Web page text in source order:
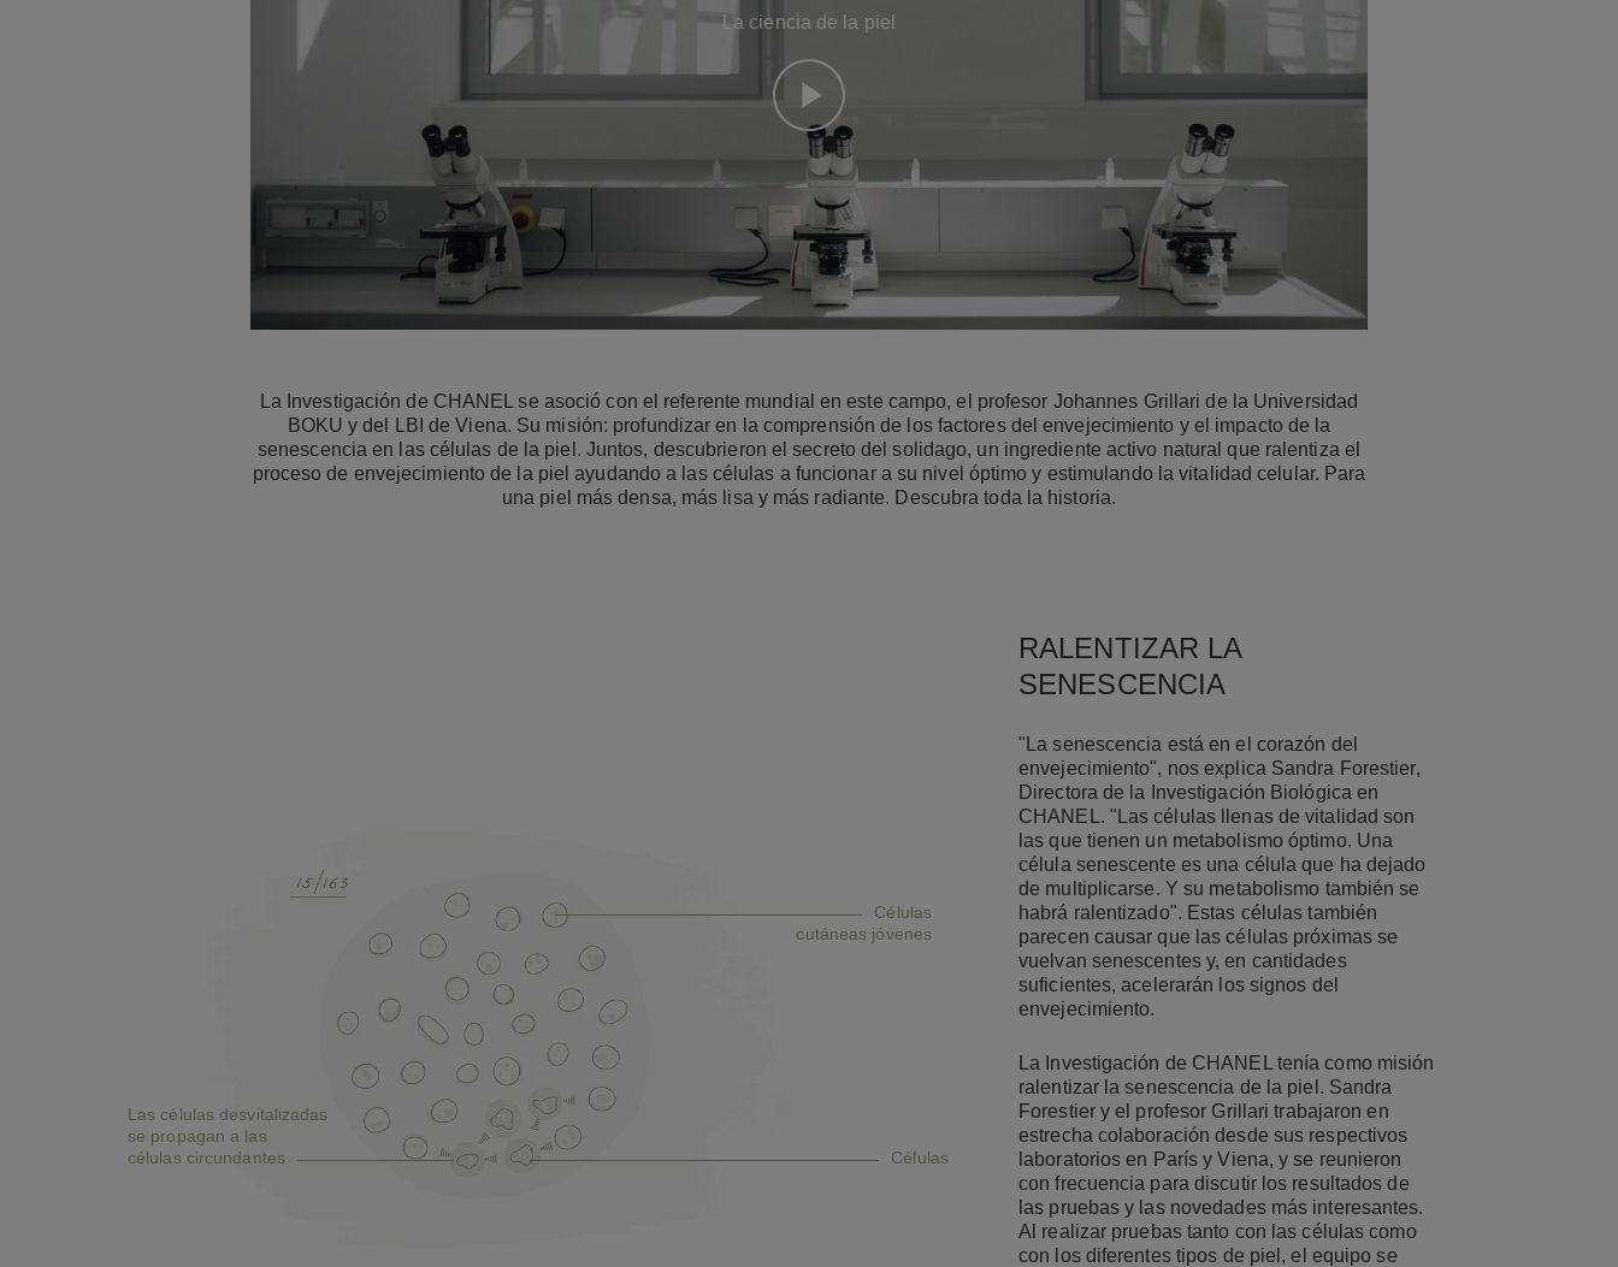
La ciencia de la piel
La Investigación de CHANEL se asoció con el referente mundial en este campo, el profesor Johannes Grillari de la Universidad
BOKU y del LBI de Viena. Su misión: profundizar en la comprensión de los factores del envejecimiento y el impacto de la
senescencia en las células de la piel. Juntos, descubrieron el secreto del solidago, un ingrediente activo natural que ralentiza el
proceso de envejecimiento de la piel ayudando a las células a funcionar a su nivel óptimo y estimulando la vitalidad celular. Para
una piel más densa, más lisa y más radiante. Descubra toda la historia.
Las células desvitalizadas
se propagan a las
células circundantes
Células
cutáneas jóvenes
Células
RALENTIZAR LA
SENESCENCIA
"La senescencia está en el corazón del
envejecimiento", nos explica Sandra Forestier,
Directora de la Investigación Biológica en
CHANEL. "Las células llenas de vitalidad son
las que tienen un metabolismo óptimo. Una
célula senescente es una célula que ha dejado
de multiplicarse. Y su metabolismo también se
habrá ralentizado". Estas células también
parecen causar que las células próximas se
vuelvan senescentes y, en cantidades
suficientes, acelerarán los signos del
envejecimiento.
La Investigación de CHANEL tenía como misión
ralentizar la senescencia de la piel. Sandra
Forestier y el profesor Grillari trabajaron en
estrecha colaboración desde sus respectivos
laboratorios en París y Viena, y se reunieron
con frecuencia para discutir los resultados de
las pruebas y las novedades más interesantes.
Al realizar pruebas tanto con las células como
con los diferentes tipos de piel, el equipo se